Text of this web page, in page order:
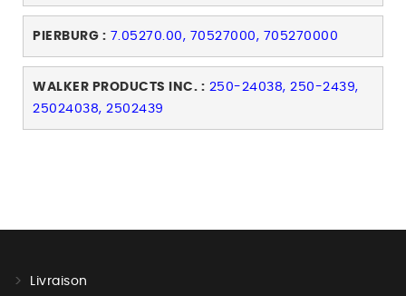
PIERBURG : 7.05270.00, 70527000, 705270000
WALKER PRODUCTS INC. : 250-24038, 250-2439,
25024038, 2502439
Livraison